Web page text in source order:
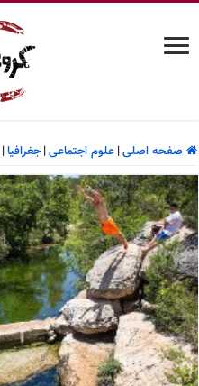
صفحه اصلی| علوم اجتماعی| جغرافیا|